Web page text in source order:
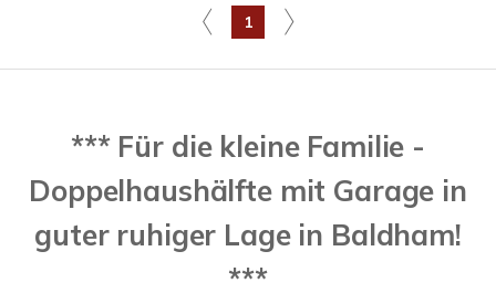
1
*** Für die kleine Familie -
Doppelhaushälfte mit Garage in
guter ruhiger Lage in Baldham!
***